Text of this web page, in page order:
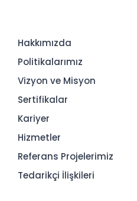
Hakkımızda
Politikalarımız
Vizyon ve Misyon
Sertifikalar
Kariyer
Hizmetler
Referans Projelerimiz
Tedarikçi İlişkileri